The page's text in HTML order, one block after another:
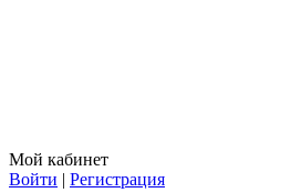
Мой кабинет
Войти | Регистрация